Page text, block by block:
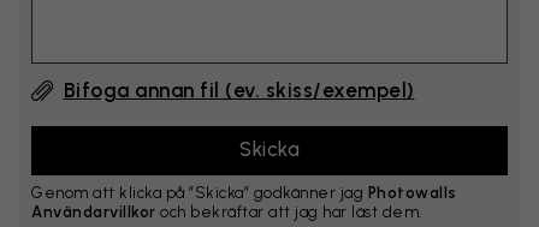
Bifoga annan fil (ev. skiss/exempel)
Genom att klicka på ”Skicka” godkänner jag Photowalls
Användarvillkor och bekräftar att jag har läst dem.